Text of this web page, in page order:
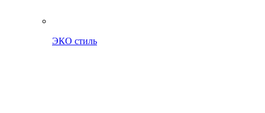
ЭКО стиль